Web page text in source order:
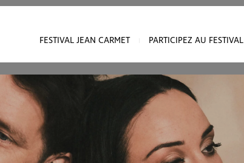
de vos données personnelles :
FESTIVAL JEAN CARMET PARTICIPEZ AU FESTIVAL